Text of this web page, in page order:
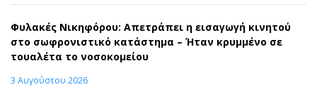
Φυλακές Νικηφόρου: Απετράπει η εισαγωγή κινητού
στο σωφρονιστικό κατάστημα – Ήταν κρυμμένο σε
τουαλέτα το νοσοκομείου
3 Αυγούστου 2026